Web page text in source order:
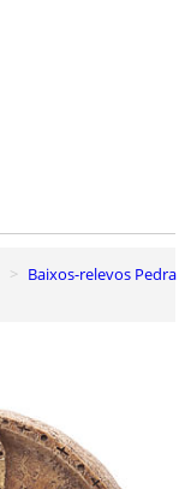
Baixos-relevos Pedra